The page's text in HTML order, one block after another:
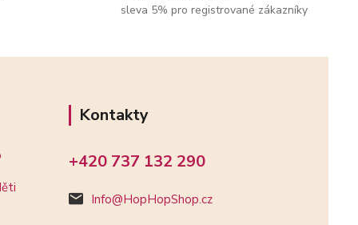
sleva 5% pro registrované zákazníky
Kontakty
+420 737 132 290
Info@HopHopShop.cz